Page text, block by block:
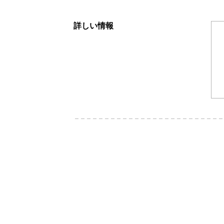
詳しい情報